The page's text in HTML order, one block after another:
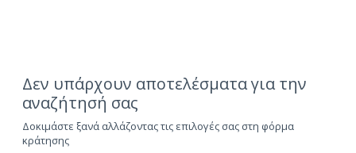
Δεν υπάρχουν αποτελέσματα για την
αναζήτησή σας
Δοκιμάστε ξανά αλλάζοντας τις επιλογές σας στη φόρμα
κράτησης